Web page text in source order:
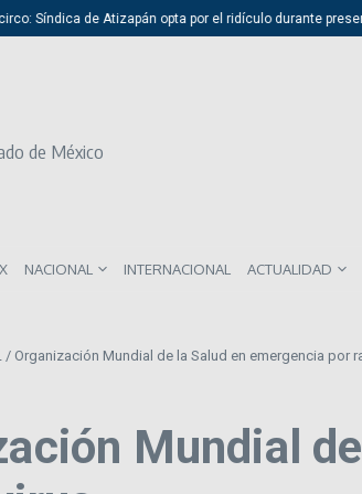
Síndica de Atizapán opta por el ridículo durante
de México
NACIONAL INTERNACIONAL ACTUALIDAD
/ Organización Mundial de la Salud en emergencia por
Mundial